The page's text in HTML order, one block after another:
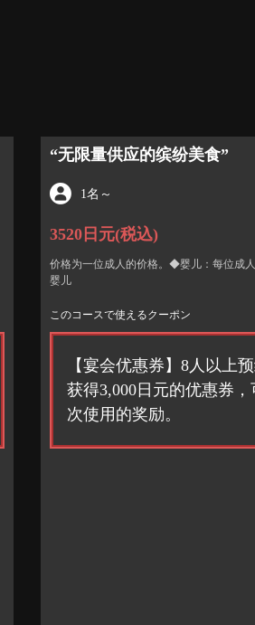
“无限量供应的缤纷美食”
1名 ～
3520日元(税込)
价格为一位成人的价格。◆婴儿：每位成
婴儿
このコースで使えるクーポン
【宴会优惠券】8人以上
获得3,000日元的优惠券
次使用的奖励。